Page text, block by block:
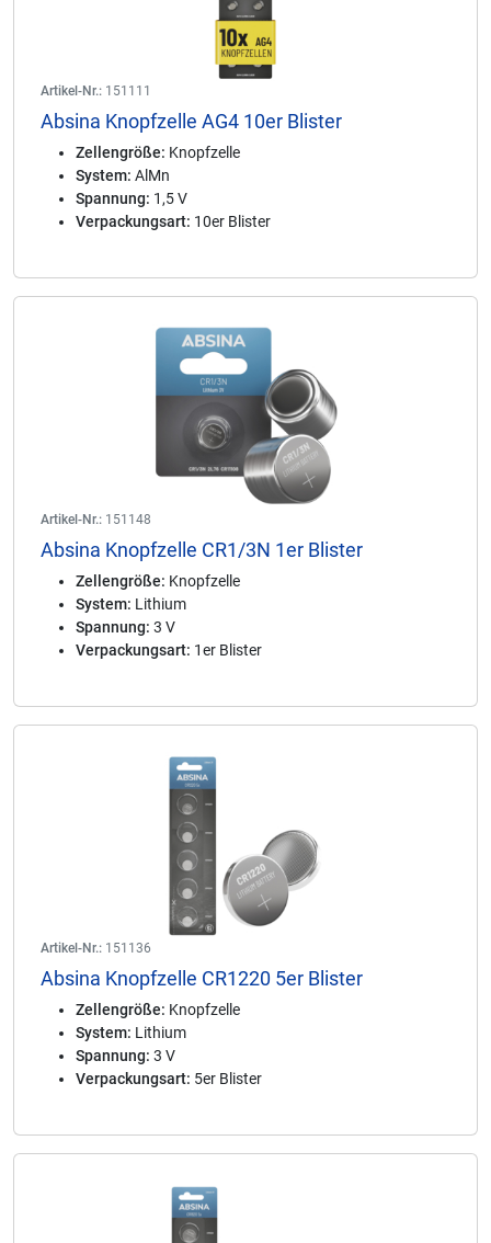
Artikel-Nr.: 151111
Absina Knopfzelle AG4 10er Blister
Zellengröße: Knopfzelle
System: AlMn
Spannung: 1,5 V
Verpackungsart: 10er Blister
Artikel-Nr.: 151148
Absina Knopfzelle CR1/3N 1er Blister
Zellengröße: Knopfzelle
System: Lithium
Spannung: 3 V
Verpackungsart: 1er Blister
Artikel-Nr.: 151136
Absina Knopfzelle CR1220 5er Blister
Zellengröße: Knopfzelle
System: Lithium
Spannung: 3 V
Verpackungsart: 5er Blister